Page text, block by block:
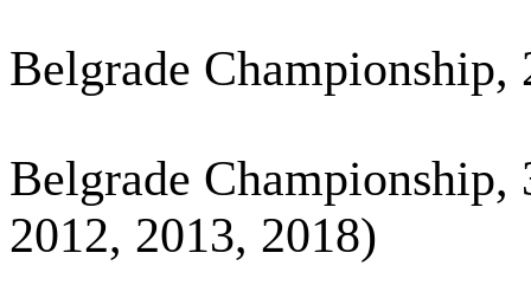
Belgrade
Belgrade
2012, 2013, 2018)